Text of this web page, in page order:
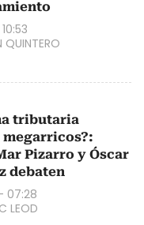
QUINTERO
tributaria
Pizarro y Óscar
debaten
07:28
LEOD